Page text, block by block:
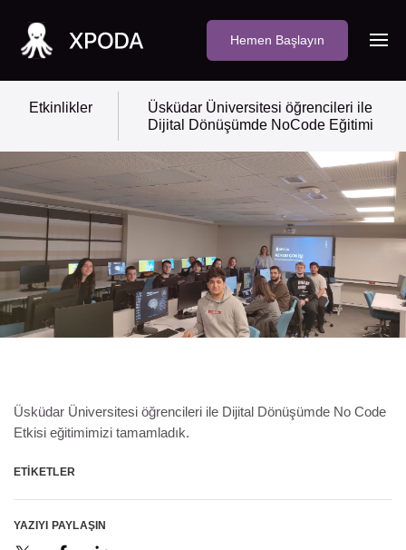
Hemen Başlayın
Etkinlikler
Üsküdar Üniversitesi öğrencileri ile
Dijital Dönüşümde NoCode Eğitimi
Üsküdar Üniversitesi öğrencileri ile Dijital Dönüşümde No Code
Etkisi eğitimimizi tamamladık.
ETIKETLER
YAZIYI PAYLAŞIN